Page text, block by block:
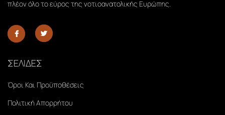
πλέον όλο το εύρος της νοτιοανατολικής Ευρώπης.
ΣΕΛΙΔΕΣ
Όροι Και Προϋποθέσεις
Πολιτική Απορρήτου